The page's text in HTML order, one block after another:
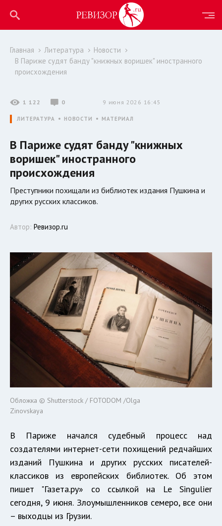
Главная Литература
Новости
В Париже судят банду "книжных воришек" иностранного
происхождения
1 122 0 9 июня 2026 16:45
ЛИТЕРАТУРА НОВОСТИ МАТЕРИАЛ
В Париже судят банду "книжных
воришек" иностранного
происхождения
Преступники похищали из библиотек издания Пушкина и
других русских классиков.
Автор: Ревизор.ru
Обложка © Shutterstock / FOTODOM /Olga
Zinovskaya
В Париже начался судебный процесс над
создателями интернет-сети похищений редчайших
изданий Пушкина и других русских писателей-
классиков из европейских библиотек. Об этом
пишет "Газета.ру» со ссылкой на Le Singulier
сегодня, 9 июня. Злоумышленников семеро, все они
– выходцы из Грузии.